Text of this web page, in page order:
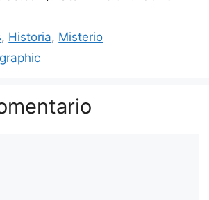
, Historia, Misterio